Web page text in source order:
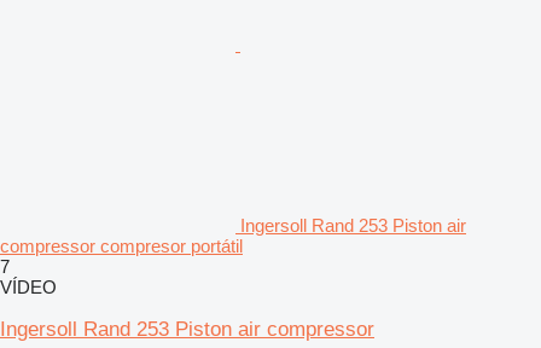
Ingersoll Rand 253 Piston air
compressor compresor portátil
7
VÍDEO
Ingersoll Rand 253 Piston air compressor